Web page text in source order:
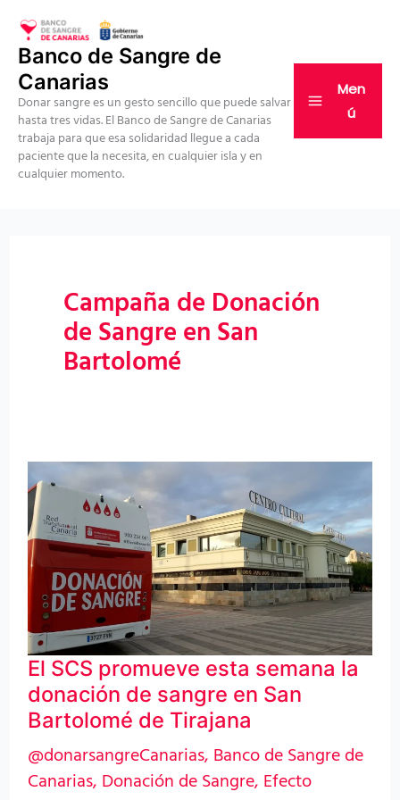
contenido
Banco de Sangre de
Canarias
Donar sangre es un gesto sencillo que puede salvar
hasta tres vidas. El Banco de Sangre de Canarias
trabaja para que esa solidaridad llegue a cada
paciente que la necesita, en cualquier isla y en
cualquier momento.
Men
ú
Campaña de Donación
de Sangre en San
Bartolomé
El SCS promueve esta semana la
donación de sangre en San
Bartolomé de Tirajana
@donarsangreCanarias, Banco de Sangre de
Canarias, Donación de Sangre, Efecto
SCS
promueve
esta
semana
donación
de
sangre
San